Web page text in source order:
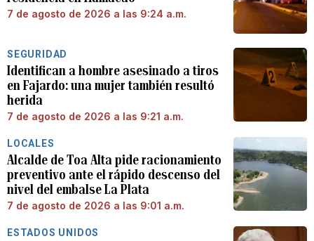
7 de agosto de 2026 a las 9:24 a.m.
SEGURIDAD
Identifican a hombre asesinado a tiros
en Fajardo: una mujer también resultó
herida
7 de agosto de 2026 a las 9:21 a.m.
LOCALES
Alcalde de Toa Alta pide racionamiento
preventivo ante el rápido descenso del
nivel del embalse La Plata
7 de agosto de 2026 a las 9:01 a.m.
ESTADOS UNIDOS